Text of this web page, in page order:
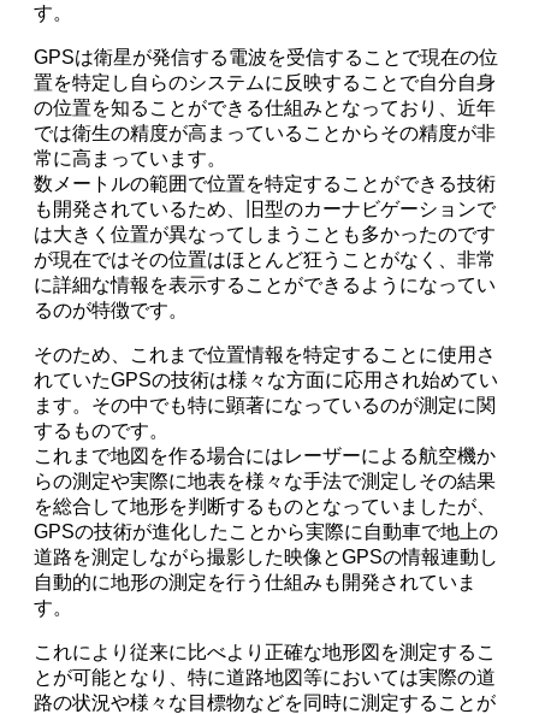
す。
GPSは衛星が発信する電波を受信することで現在の位
置を特定し自らのシステムに反映することで自分自身
の位置を知ることができる仕組みとなっており、近年
では衛生の精度が高まっていることからその精度が非
常に高まっています。
数メートルの範囲で位置を特定することができる技術
も開発されているため、旧型のカーナビゲーションで
は大きく位置が異なってしまうことも多かったのです
が現在ではその位置はほとんど狂うことがなく、非常
に詳細な情報を表示することができるようになってい
るのが特徴です。
そのため、これまで位置情報を特定することに使用さ
れていたGPSの技術は様々な方面に応用され始めてい
ます。その中でも特に顕著になっているのが測定に関
するものです。
これまで地図を作る場合にはレーザーによる航空機か
らの測定や実際に地表を様々な手法で測定しその結果
を総合して地形を判断するものとなっていましたが、
GPSの技術が進化したことから実際に自動車で地上の
道路を測定しながら撮影した映像とGPSの情報連動し
自動的に地形の測定を行う仕組みも開発されていま
す。
これにより従来に比べより正確な地形図を測定するこ
とが可能となり、特に道路地図等においては実際の道
路の状況や様々な目標物などを同時に測定することが